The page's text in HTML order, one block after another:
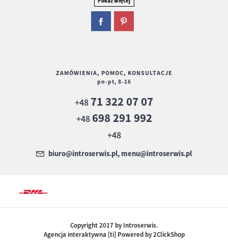
ZAMÓWIENIA, POMOC, KONSULTACJE
pn-pt, 8-16
+48 71 322 07 07
+48 698 291 992
+48
biuro@introserwis.pl, menu@introserwis.pl
Copyright 2017 by Introserwis.
Agencja interaktywna [ti] Powered by 2ClickShop